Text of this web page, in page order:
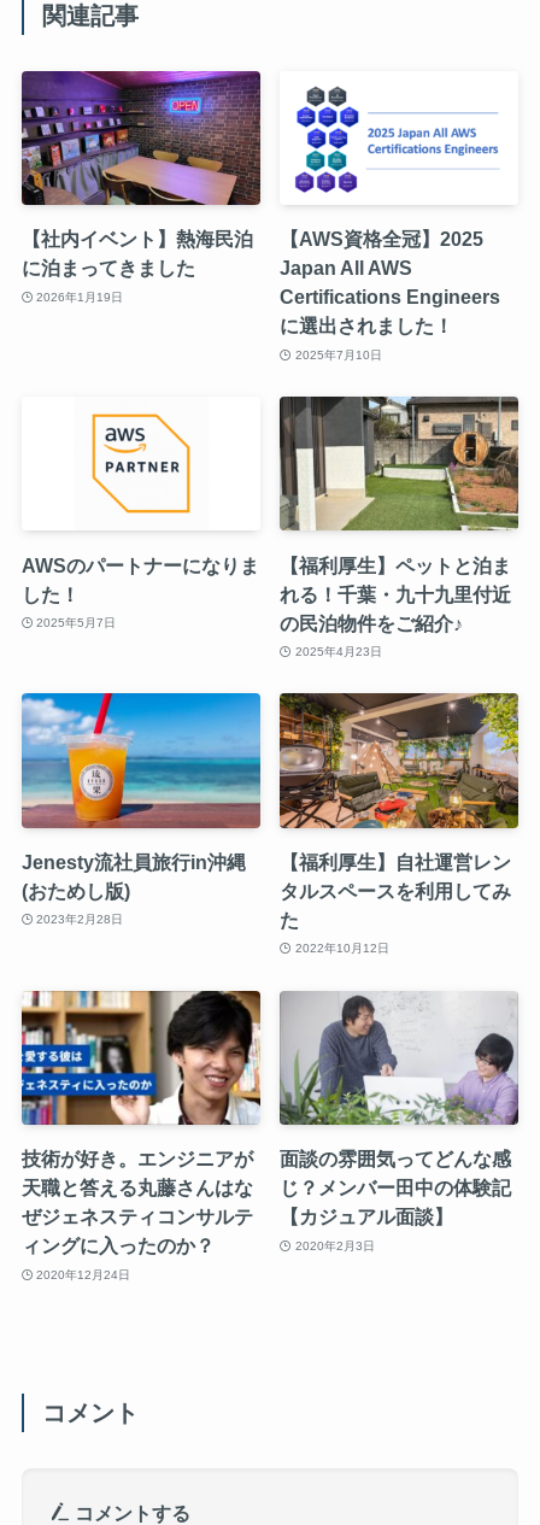
関連記事
【社内イベント】熱海民泊
に泊まってきました
2026年1月19日
【AWS資格全冠】2025
Japan All AWS
Certifications Engineers
に選出されました！
2025年7月10日
AWSのパートナーになりま
した！
2025年5月7日
【福利厚生】ペットと泊ま
れる！千葉・九十九里付近
の民泊物件をご紹介♪
2025年4月23日
Jenesty流社員旅行in沖縄
(おためし版)
2023年2月28日
【福利厚生】自社運営レン
タルスペースを利用してみ
た
2022年10月12日
技術が好き。エンジニアが
天職と答える丸藤さんはな
ぜジェネスティコンサルテ
ィングに入ったのか？
2020年12月24日
面談の雰囲気ってどんな感
じ？メンバー田中の体験記
【カジュアル面談】
2020年2月3日
コメント
コメントする